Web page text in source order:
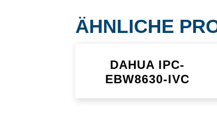
ÄHNLICHE
DAHUA IPC-
EBW8630-IVC